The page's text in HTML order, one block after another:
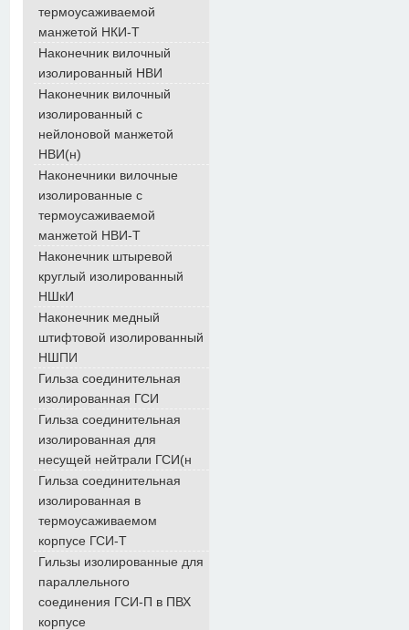
термоусаживаемой
манжетой НКИ-Т
Наконечник вилочный
изолированный НВИ
Наконечник вилочный
изолированный с
нейлоновой манжетой
НВИ(н)
Наконечники вилочные
изолированные с
термоусаживаемой
манжетой НВИ-Т
Наконечник штыревой
круглый изолированный
НШкИ
Наконечник медный
штифтовой изолированный
НШПИ
Гильза соединительная
изолированная ГСИ
Гильза соединительная
изолированная для
несущей нейтрали ГСИ(н
Гильза соединительная
изолированная в
термоусаживаемом
корпусе ГСИ-Т
Гильзы изолированные для
параллельного
соединения ГСИ-П в ПВХ
корпусе